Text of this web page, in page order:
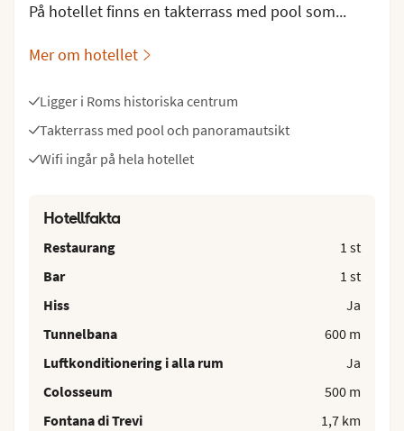
På hotellet finns en takterrass med pool som...
Mer om hotellet
Ligger i Roms historiska centrum
Takterrass med pool och panoramautsikt
Wifi ingår på hela hotellet
Hotellfakta
Restaurang
1 st
Bar
1 st
Hiss
Ja
Tunnelbana
600 m
Luftkonditionering i alla rum
Ja
Colosseum
500 m
Fontana di Trevi
1,7 km